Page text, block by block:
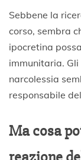
Sebbene la
corso, sembra
ipocretina
immunitaria.
narcolessia
responsabile
Ma cosa